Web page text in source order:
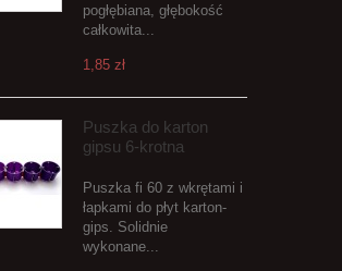
pogłębiana, głębokość
całkowita...
1,85 zł
Puszka do karton
gipsu 6-krotna
Puszka fi 60 z wkrętami i
łapkami do płyt karton-
gips. Solidnie
wykonane...